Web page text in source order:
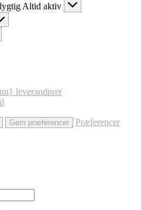
Altid aktiv
leverandører
Gem præferencer Præferencer